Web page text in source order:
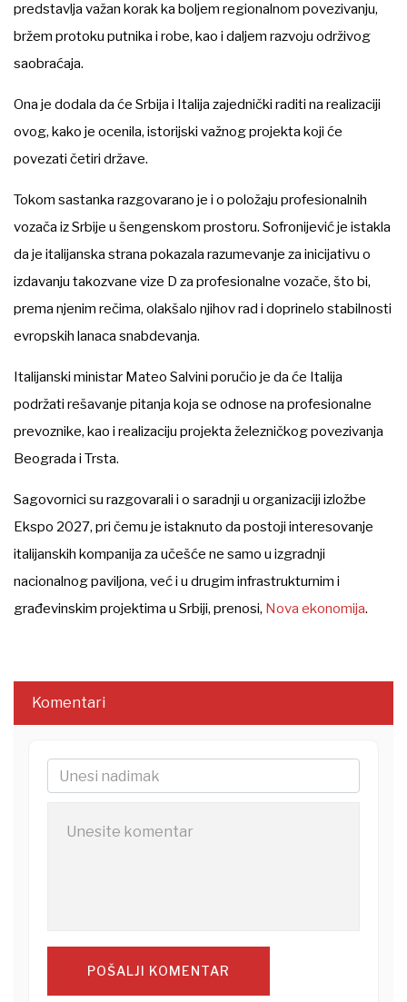
predstavlja važan korak ka boljem regionalnom povezivanju,
bržem protoku putnika i robe, kao i daljem razvoju održivog
saobraćaja.
Ona je dodala da će Srbija i Italija zajednički raditi na realizaciji
ovog, kako je ocenila, istorijski važnog projekta koji će
povezati četiri države.
Tokom sastanka razgovarano je i o položaju profesionalnih
vozača iz Srbije u šengenskom prostoru. Sofronijević je istakla
da je italijanska strana pokazala razumevanje za inicijativu o
izdavanju takozvane vize D za profesionalne vozače, što bi,
prema njenim rečima, olakšalo njihov rad i doprinelo stabilnosti
evropskih lanaca snabdevanja.
Italijanski ministar Mateo Salvini poručio je da će Italija
podržati rešavanje pitanja koja se odnose na profesionalne
prevoznike, kao i realizaciju projekta železničkog povezivanja
Beograda i Trsta.
Sagovornici su razgovarali i o saradnji u organizaciji izložbe
Ekspo 2027, pri čemu je istaknuto da postoji interesovanje
italijanskih kompanija za učešće ne samo u izgradnji
nacionalnog paviljona, već i u drugim infrastrukturnim i
građevinskim projektima u Srbiji, prenosi, Nova ekonomija.
Komentari
POŠALJI KOMENTAR